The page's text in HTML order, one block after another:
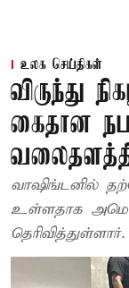
உலக செய்திகள்
விருந்து
கைதான
வாஷிங்டனில்
உள்ளதாக
தெரிவித்துள்ளார்.